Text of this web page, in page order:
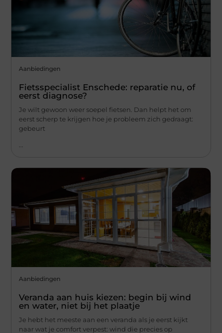
Aanbiedingen
Fietsspecialist Enschede: reparatie nu, of
eerst diagnose?
Je wilt gewoon weer soepel fietsen. Dan helpt het om
eerst scherp te krijgen hoe je probleem zich gedraagt:
gebeurt
...
Aanbiedingen
Veranda aan huis kiezen: begin bij wind
en water, niet bij het plaatje
Je hebt het meeste aan een veranda als je eerst kijkt
naar wat je comfort verpest: wind die precies op